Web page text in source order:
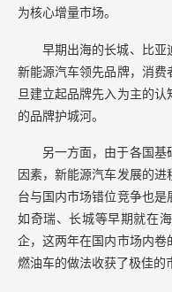
为核心增量市场。
早期出海的长城、比亚
新能源汽车领先品牌，消
旦建立起品牌先入为主的
的品牌护城河。
另一方面，由于各国基
因素，新能源汽车发展的
台与国内市场错位竞争也是
如奇瑞、长城等早期就在
企，这两年在国内市场内卷
燃油车的做法收获了极佳的